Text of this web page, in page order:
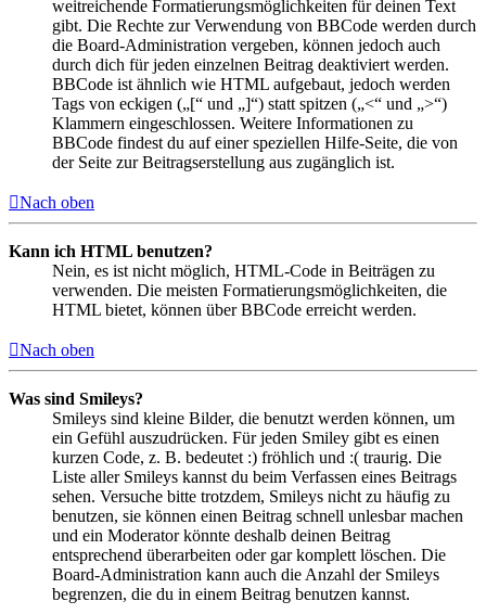
weitreichende Formatierungsmöglichkeiten für deinen Text
gibt. Die Rechte zur Verwendung von BBCode werden durch
die Board-Administration vergeben, können jedoch auch
durch dich für jeden einzelnen Beitrag deaktiviert werden.
BBCode ist ähnlich wie HTML aufgebaut, jedoch werden
Tags von eckigen („[“ und „]“) statt spitzen („<“ und „>“)
Klammern eingeschlossen. Weitere Informationen zu
BBCode findest du auf einer speziellen Hilfe-Seite, die von
der Seite zur Beitragserstellung aus zugänglich ist.
Nach oben
Kann ich HTML benutzen?
Nein, es ist nicht möglich, HTML-Code in Beiträgen zu
verwenden. Die meisten Formatierungsmöglichkeiten, die
HTML bietet, können über BBCode erreicht werden.
Nach oben
Was sind Smileys?
Smileys sind kleine Bilder, die benutzt werden können, um
ein Gefühl auszudrücken. Für jeden Smiley gibt es einen
kurzen Code, z. B. bedeutet :) fröhlich und :( traurig. Die
Liste aller Smileys kannst du beim Verfassen eines Beitrags
sehen. Versuche bitte trotzdem, Smileys nicht zu häufig zu
benutzen, sie können einen Beitrag schnell unlesbar machen
und ein Moderator könnte deshalb deinen Beitrag
entsprechend überarbeiten oder gar komplett löschen. Die
Board-Administration kann auch die Anzahl der Smileys
begrenzen, die du in einem Beitrag benutzen kannst.